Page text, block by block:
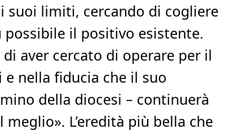
suoi limiti, cercando di cogliere
possibile il positivo esistente.
aver cercato di operare per il
e nella fiducia che il suo
della diocesi – continuerà
L’eredità più bella che